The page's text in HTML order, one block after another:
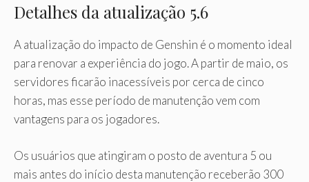
Detalhes da atualização 5.6
A atualização do impacto de Genshin é o momento ideal
para renovar a experiência do jogo. A partir de maio, os
servidores ficarão inacessíveis por cerca de cinco
horas, mas esse período de manutenção vem com
vantagens para os jogadores.
Os usuários que atingiram o posto de aventura 5 ou
mais antes do início desta manutenção receberão 300